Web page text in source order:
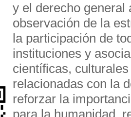
y el derecho general
observación de la
la participación de
instituciones y
científicas,
relacionadas con la
reforzar la
para la humanidad,